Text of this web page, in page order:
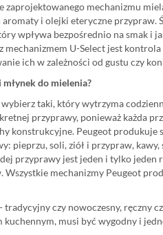
zaprojektowanego mechanizmu
i olejki eteryczne przypraw.
wpływa bezpośrednio na smak i
mechanizmem U-Select jest
ich w zależności od gustu czy
do mielenia?
taki, który wytrzyma
przyprawy, ponieważ każda
konstrukcyjne. Peugeot produkuje
pieprzu, soli, ziół i przypraw,
przyprawy jest jeden i tylko jeden
Wszystkie mechanizmy Peugeot
tradycyjny czy nowoczesny, ręczny
kuchennym, musi być wygodny i